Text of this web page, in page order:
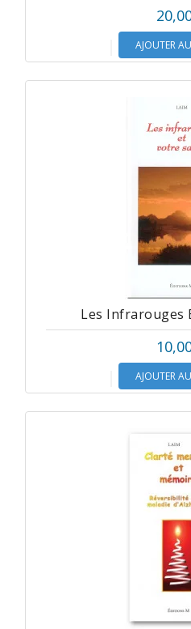
AJOUTER
Les Infrarouges
AJOUTER